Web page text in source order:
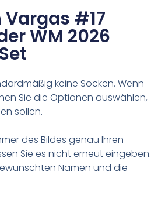
Vargas #17
WM 2026
keine Socken. Wenn
Sie die Optionen auswählen,
sollen.
des Bildes genau Ihren
Sie es nicht erneut eingeben.
Namen und die